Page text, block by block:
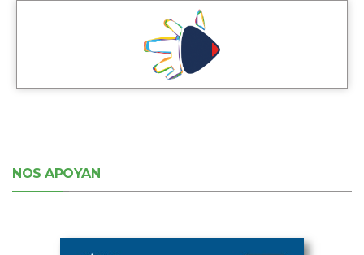
NOS APOYAN